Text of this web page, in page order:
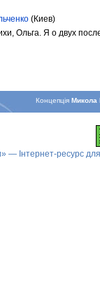
(Киев)
Ольга. Я о двух
КонцепцiяМикола
— Інтернет-ресурс